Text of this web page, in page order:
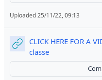
Uploaded 25/11/22, 09:13
CLICK HERE FOR A
classeURL